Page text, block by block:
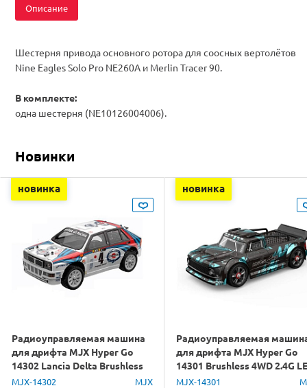
Описание
Шестерня привода основного ротора для соосных вертолётов
Nine Eagles Solo Pro NE260A и Merlin Tracer 90.
В комплекте:
одна шестерня (NE10126004006).
Новинки
новинка
Радиоуправляемая машина
для дрифта MJX Hyper Go
14302 Lancia Delta Brushless
4WD 2.4G LED 1/14 RTR
MJX-14302 MJX
новинка
Радиоуправляемая
для дрифта MJX Hyper Go
14301 Brushless 4WD 2.4G
1/14 RTR
MJX-14301